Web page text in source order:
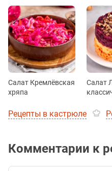
Салат Кремлёвская
хряпа
Салат
Рецепты в кастрюле
Комментарии к